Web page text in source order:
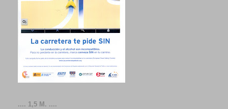
.... 1,5 M. ....